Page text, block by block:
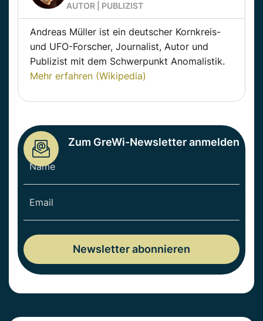
AUTOR | PUBLIZIST
Andreas Müller ist ein deutscher Kornkreis-
und UFO-Forscher, Journalist, Autor und
Publizist mit dem Schwerpunkt Anomalistik.
Mehr erfahren (Wikipedia)
Zum GreWi-Newsletter anmelden